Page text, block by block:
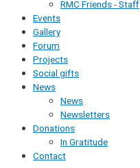
RMC Friends - Staff
Events
Gallery
Forum
Projects
Social gifts
News
News
Newsletters
Donations
In Gratitude
Contact